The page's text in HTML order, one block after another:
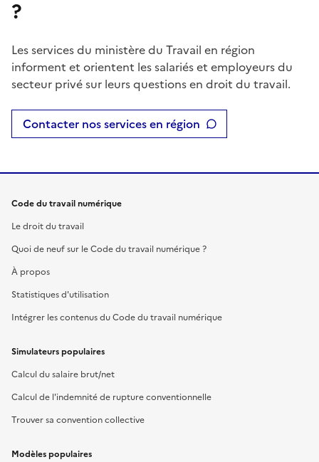
?
Les services du ministère du Travail en région
informent et orientent les salariés et employeurs du
secteur privé sur leurs questions en droit du travail.
Contacter nos services en région
Code du travail numérique
Le droit du travail
Quoi de neuf sur le Code du travail numérique ?
À propos
Statistiques d'utilisation
Intégrer les contenus du Code du travail numérique
Simulateurs populaires
Calcul du salaire brut/net
Calcul de l'indemnité de rupture conventionnelle
Trouver sa convention collective
Modèles populaires